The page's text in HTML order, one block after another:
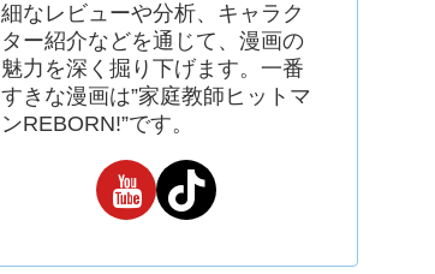
細なレビューや分析、キャラク
ター紹介などを通じて、漫画の
魅力を深く掘り下げます。一番
すきな漫画は”家庭教師ヒットマ
ンREBORN!”です。